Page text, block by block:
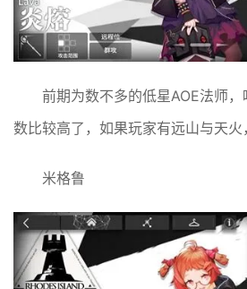
前期为数不多的低星AOE法师
数比较高了，如果玩家有远山与天火
米格鲁